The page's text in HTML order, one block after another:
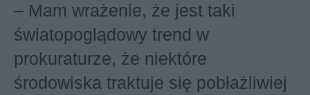
– Mam wrażenie, że jest taki
światopoglądowy trend w
prokuraturze, że niektóre
środowiska traktuje się pobłażliwiej